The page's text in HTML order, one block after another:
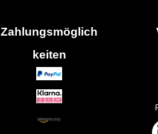
Zahlungsmöglich
keiten